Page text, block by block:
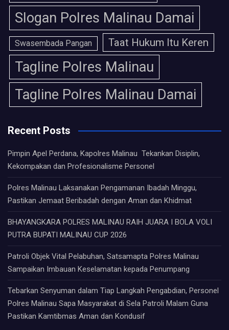
Slogan Polres Malinau Damai
Swasembada Pangan Taat Hukum Itu Keren
Tagline Polres Malinau
Tagline Polres Malinau Damai
Recent Posts
Pimpin Apel Perdana, Kapolres Malinau Tekankan Disiplin,
Kekompakan dan Profesionalisme Personel
Polres Malinau Laksanakan Pengamanan Ibadah Minggu,
Pastikan Jemaat Beribadah dengan Aman dan Khidmat
BHAYANGKARA POLRES MALINAU RAIH JUARA I BOLA VOLI
PUTRA BUPATI MALINAU CUP 2026
Patroli Objek Vital Pelabuhan, Satsamapta Polres Malinau
Sampaikan Imbauan Keselamatan kepada Penumpang
Tebarkan Senyuman dalam Tiap Langkah Pengabdian, Personel
Polres Malinau Sapa Masyarakat di Sela Patroli Malam Guna
Pastikan Kamtibmas Aman dan Kondusif